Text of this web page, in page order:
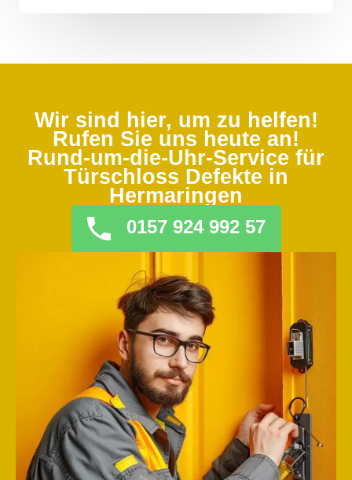
Wir sind hier, um zu helfen!
Rufen Sie uns heute an!
Rund-um-die-Uhr-Service für
Türschloss Defekte in
Hermaringen
0157 924 992 57